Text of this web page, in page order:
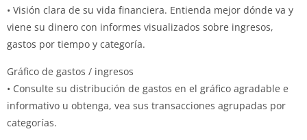
• Visión clara de su vida financiera. Entienda mejor dónde va y
viene su dinero con informes visualizados sobre ingresos,
gastos por tiempo y categoría.
Gráfico de gastos / ingresos
• Consulte su distribución de gastos en el gráfico agradable e
informativo u obtenga, vea sus transacciones agrupadas por
categorías.